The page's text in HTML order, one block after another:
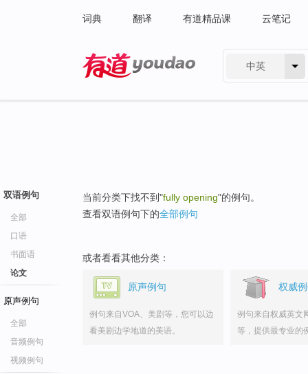
词典 翻译 有道精品课 云笔记
中英
双语例句
全部
口语
书面语
论文
原声例句
全部
音频例句
视频例句
当前分类下找不到"fully opening"的例句。
查看双语例句下的全部例句
或者看看其他分类：
原声例句
例句来自VOA、美剧等，您可以边
看美剧边学地道的美语。
权威
例句来自权威英文
等，提供最专业的